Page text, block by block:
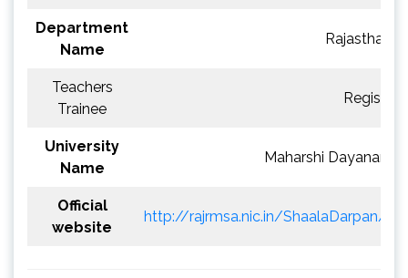
Department
Name
Rajasthan
Teachers
Trainee
University
Name
Maharshi Dayanand
Official
website
http://rajrmsa.nic.in/ShaalaDarpan/